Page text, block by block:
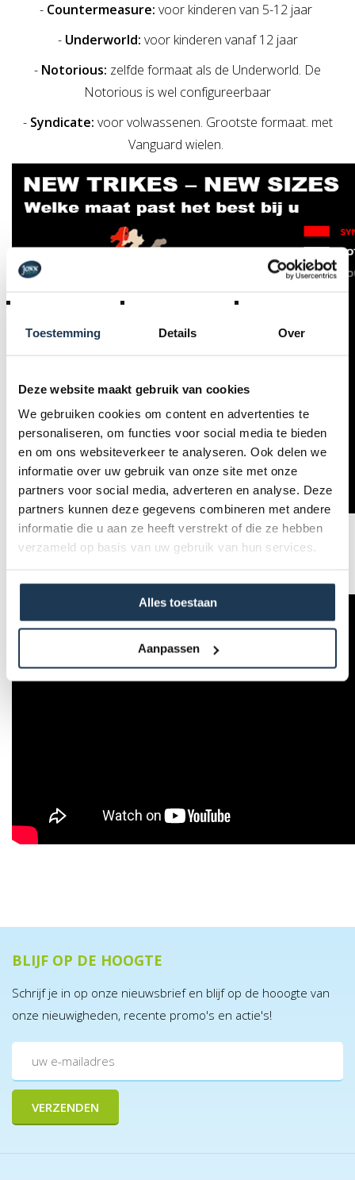
Toestemming Details Over
Deze website maakt gebruik van cookies
We gebruiken cookies om content en advertenties te
personaliseren, om functies voor social media te bieden
en om ons websiteverkeer te analyseren. Ook delen we
informatie over uw gebruik van onze site met onze
partners voor social media, adverteren en analyse. Deze
partners kunnen deze gegevens combineren met andere
informatie die u aan ze heeft verstrekt of die ze hebben
verzameld op basis van uw gebruik van hun services.
Alles toestaan
Aanpassen
- Countermeasure: voor kinderen van 5-12 jaar
- Underworld: voor kinderen vanaf 12 jaar
- Notorious: zelfde formaat als de Underworld. De
Notorious is wel configureerbaar
- Syndicate: voor volwassenen. Grootste formaat. met
Vanguard wielen.
BLIJF OP DE HOOGTE
Schrijf je in op onze nieuwsbrief en blijf op de hooogte van
onze nieuwigheden, recente promo's en actie's!